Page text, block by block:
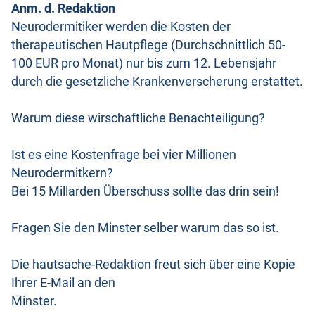
Anm. d. Redaktion
Neurodermitiker werden die Kosten der
therapeutischen Hautpflege (Durchschnittlich 50-
100 EUR pro Monat) nur bis zum 12. Lebensjahr
durch die gesetzliche Krankenverscherung erstattet.
Warum diese wirschaftliche Benachteiligung?
Ist es eine Kostenfrage bei vier Millionen
Neurodermitkern?
Bei 15 Millarden Überschuss sollte das drin sein!
Fragen Sie den Minster selber warum das so ist.
Die hautsache-Redaktion freut sich über eine Kopie
Ihrer E-Mail an den
Minster.